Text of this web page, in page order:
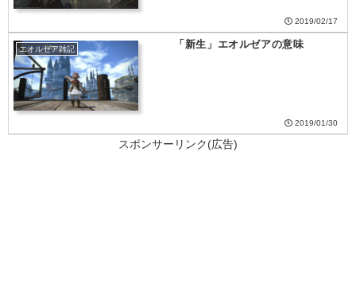
2019/02/17
エオルゼア雑記 「新生」エオルゼアの意味
2019/01/30
スポンサーリンク(広告)